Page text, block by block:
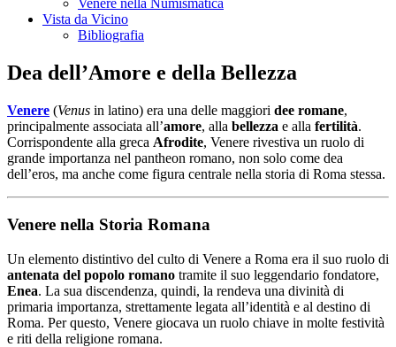
Venere nella Numismatica
Vista da Vicino
Bibliografia
Dea dell’Amore e della Bellezza
Venere (Venus in latino) era una delle maggiori dee romane,
principalmente associata all’amore, alla bellezza e alla fertilità.
Corrispondente alla greca Afrodite, Venere rivestiva un ruolo di
grande importanza nel pantheon romano, non solo come dea
dell’eros, ma anche come figura centrale nella storia di Roma stessa.
Venere nella Storia Romana
Un elemento distintivo del culto di Venere a Roma era il suo ruolo di
antenata del popolo romano tramite il suo leggendario fondatore,
Enea. La sua discendenza, quindi, la rendeva una divinità di
primaria importanza, strettamente legata all’identità e al destino di
Roma. Per questo, Venere giocava un ruolo chiave in molte festività
e riti della religione romana.